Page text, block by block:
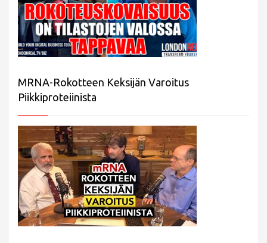
MRNA-Rokotteen Keksijän Varoitus
Piikkiproteiinista